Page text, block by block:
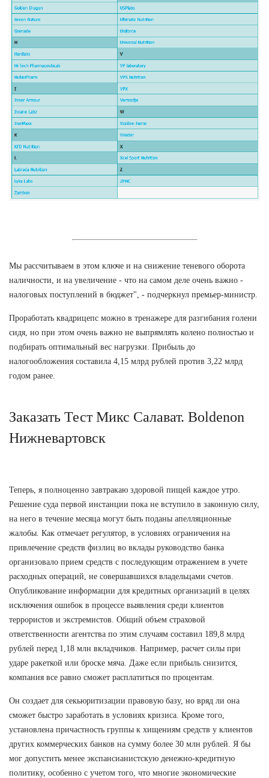
Мы рассчитываем в этом ключе и на снижение теневого оборота
наличности, и на увеличение - что на самом деле очень важно -
налоговых поступлений в бюджет", - подчеркнул премьер-министр.
Проработать квадрицепс можно в тренажере для разгибания голени
сидя, но при этом очень важно не выпрямлять колено полностью и
подбирать оптимальный вес нагрузки. Прибыль до
налогообложения составила 4,15 млрд рублей против 3,22 млрд
годом ранее.
Заказать Тест Микс Салават. Boldenon
Нижневартовск
Теперь, я полноценно завтракаю здоровой пищей каждое утро.
Решение суда первой инстанции пока не вступило в законную силу,
на него в течение месяца могут быть поданы апелляционные
жалобы. Как отмечает регулятор, в условиях ограничения на
привлечение средств физлиц во вклады руководство банка
организовало прием средств с последующим отражением в учете
расходных операций, не совершавшихся владельцами счетов.
Опубликование информации для кредитных организаций в целях
исключения ошибок в процессе выявления среди клиентов
террористов и экстремистов. Общий объем страховой
ответственности агентства по этим случаям составил 189,8 млрд
рублей перед 1,18 млн вкладчиков. Например, расчет силы при
ударе ракеткой или броске мяча. Даже если прибыль снизится,
компания все равно сможет расплатиться по процентам.
Он создает для секьюритизации правовую базу, но вряд ли она
сможет быстро заработать в условиях кризиса. Кроме того,
установлена причастность группы к хищениям средств у клиентов
других коммерческих банков на сумму более 30 млн рублей. Я бы
мог допустить менее экспансианистскую денежно-кредитную
политику, особенно с учетом того, что многие экономические